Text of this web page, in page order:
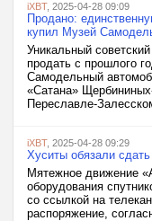
iXBT, 2025-04-28 09:09
Продано:
купил Музей
Уникальный
продать с прошлого
Самодельный
«Сатана»
Переславле-
iXBT, 2025-04-28 09:29
Хуситы обязали
Мятежное движение
оборудования
со ссылкой на
распоряжение,